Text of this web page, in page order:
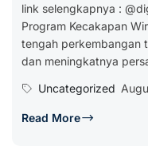
link selengkapnya :
Program Kecakapan
tengah perkembangan
dan meningkatnya
Uncategorized
Read More